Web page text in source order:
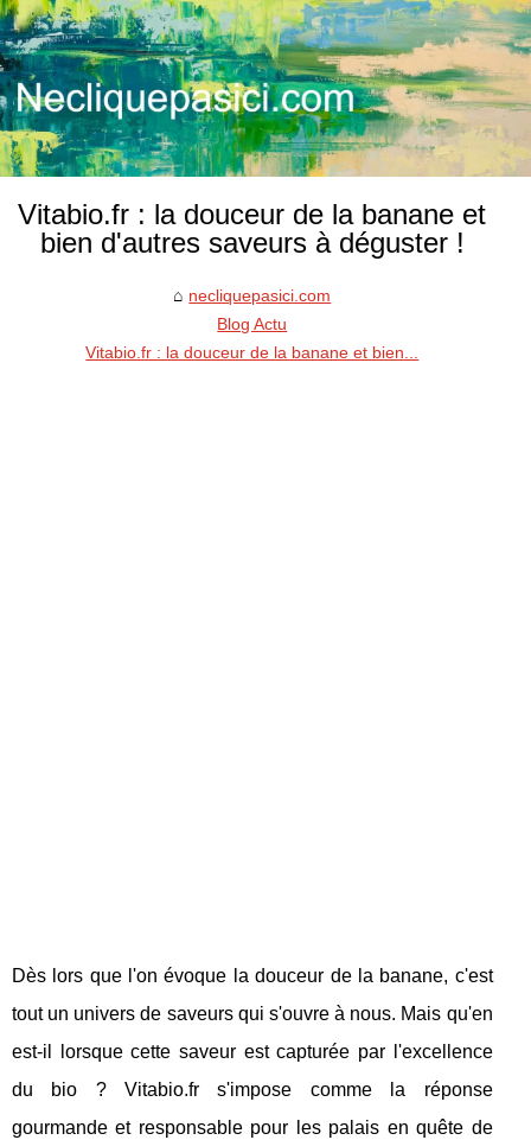
Vitabio.fr : la douceur de la banane et
bien d'autres saveurs à déguster !
necliquepasici.com
Blog Actu
Vitabio.fr : la douceur de la banane et bien...
Dès lors que l'on évoque la douceur de la banane, c'est
tout un univers de saveurs qui s'ouvre à nous. Mais qu'en
est-il lorsque cette saveur est capturée par l'excellence
du bio ? Vitabio.fr s'impose comme la réponse
gourmande et responsable pour les palais en quête de